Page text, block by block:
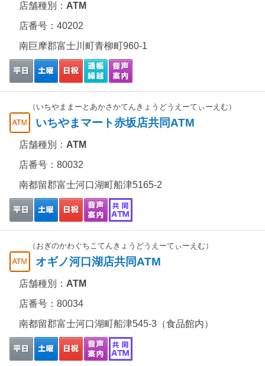
店舗種別： ATM
店番号：40202
南巨摩郡富士川町青柳町960-1
（いちやままーとあかさかてんきょうどうえーてぃーえむ）
いちやまマート赤坂店共同ATM
店舗種別： ATM
店番号：80032
南都留郡富士河口湖町船津5165-2
（おぎのかわぐちこてんきょうどうえーてぃーえむ）
オギノ河口湖店共同ATM
店舗種別： ATM
店番号：80034
南都留郡富士河口湖町船津545-3（食品館内）